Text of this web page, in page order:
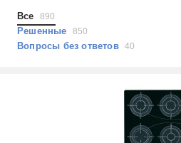
Наушники
Выберите...
не включается
самопроизвольное выключение
самостоятельный ремонт
Все 890
Решенные 850
Вопросы без ответов40